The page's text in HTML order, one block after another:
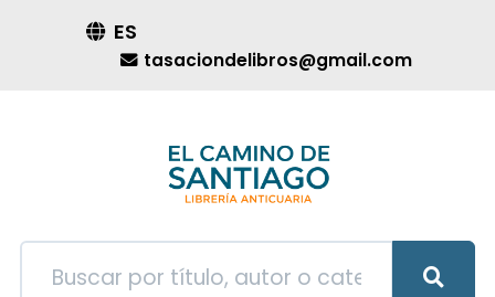
ES
tasaciondelibros@gmail.com